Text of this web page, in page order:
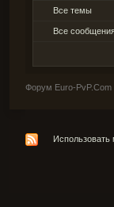
Все темы
Все
Форум Euro-PvP.Com